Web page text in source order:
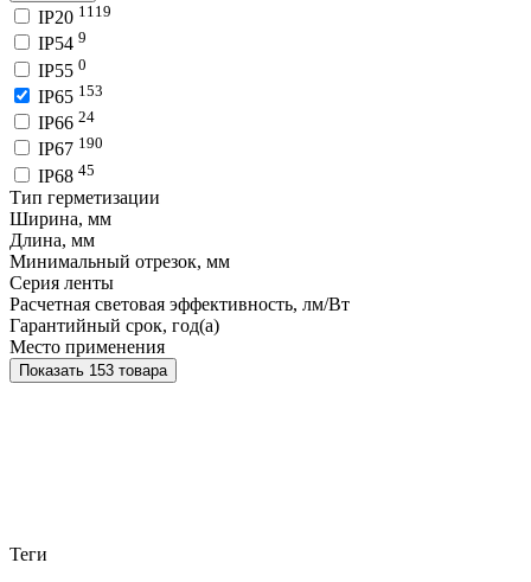
IP20 1119
IP54 9
IP55 0
IP65 153
IP66 24
IP67 190
IP68 45
Тип герметизации
Ширина, мм
Длина, мм
Минимальный отрезок, мм
Серия ленты
Расчетная световая эффективность, лм/Вт
Гарантийный срок, год(а)
Место применения
Показать 153 товара
Теги